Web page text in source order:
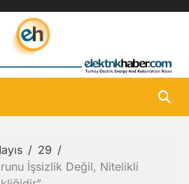
29
İşsizlik Değil, Nitelikli